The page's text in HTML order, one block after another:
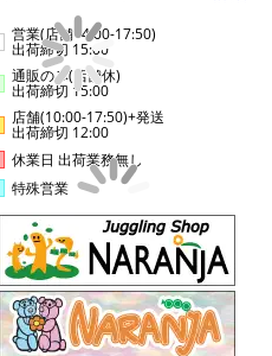
営業(店舗14:00-17:50)
出荷締切 15:00
通販のみ(店舗休)
出荷締切 15:00
店舗(10:00-17:50)+発送
出荷締切 12:00
休業日 出荷業務無し
特殊営業